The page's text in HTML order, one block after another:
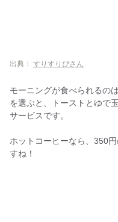
出典： すりすりぴさん
モーニングが食べられるの
を選ぶと、トーストとゆで
サービスです。
ホットコーヒーなら、350
すね！